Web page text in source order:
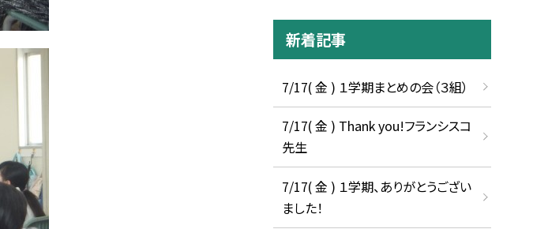
新着記事
7/17( 金 ) １学期まとめの会（３組）
7/17( 金 ) Thank you!フランシスコ
先生
7/17( 金 ) １学期、ありがとうござい
ました！